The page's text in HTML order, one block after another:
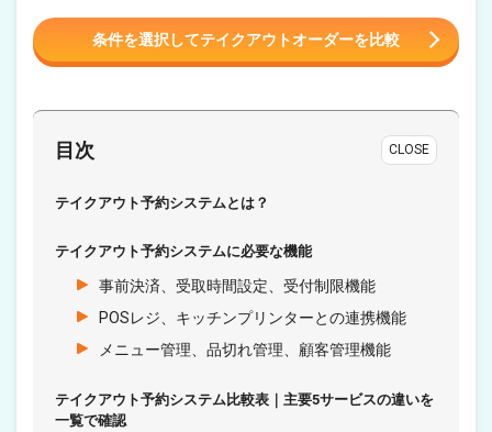
条件を選択してテイクアウトオーダーを比較
目次 CLOSE
テイクアウト予約システムとは？
テイクアウト予約システムに必要な機能
事前決済、受取時間設定、受付制限機能
POSレジ、キッチンプリンターとの連携機能
メニュー管理、品切れ管理、顧客管理機能
テイクアウト予約システム比較表｜主要5サービスの違いを
一覧で確認